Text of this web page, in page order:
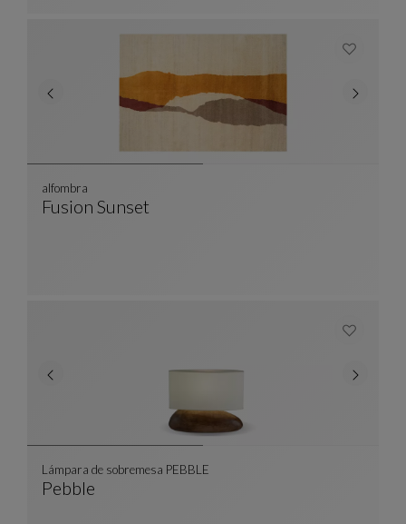
Fusion Sunset
alfombra
Pebble
Lámpara de sobremesa PEBBLE